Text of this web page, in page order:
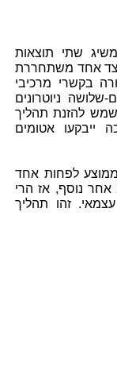
שתי תוצאות
אחד משתחררת
בקשרי מרכיבי
ניוטרונים
לשמש להזנת תהליך
ייבקעו אטומים
לפחות אחד
אחר נוסף, אז הרי
זהו תהליך